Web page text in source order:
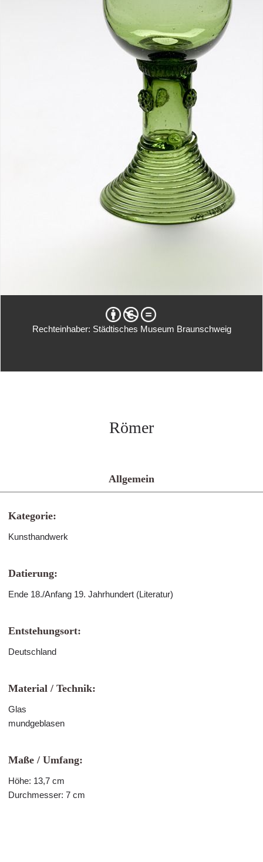
Rechteinhaber: Städtisches Museum Braunschweig
Römer
Allgemein
Kategorie:
Kunsthandwerk
Datierung:
Ende 18./Anfang 19. Jahrhundert (Literatur)
Entstehungsort:
Deutschland
Material / Technik:
Glas
mundgeblasen
Maße / Umfang:
Höhe: 13,7 cm
Durchmesser: 7 cm